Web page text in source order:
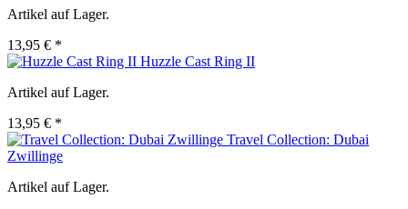
Artikel auf Lager.
13,95 € *
Huzzle Cast Ring II
Artikel auf Lager.
13,95 € *
Travel Collection: Dubai
Zwillinge
Artikel auf Lager.